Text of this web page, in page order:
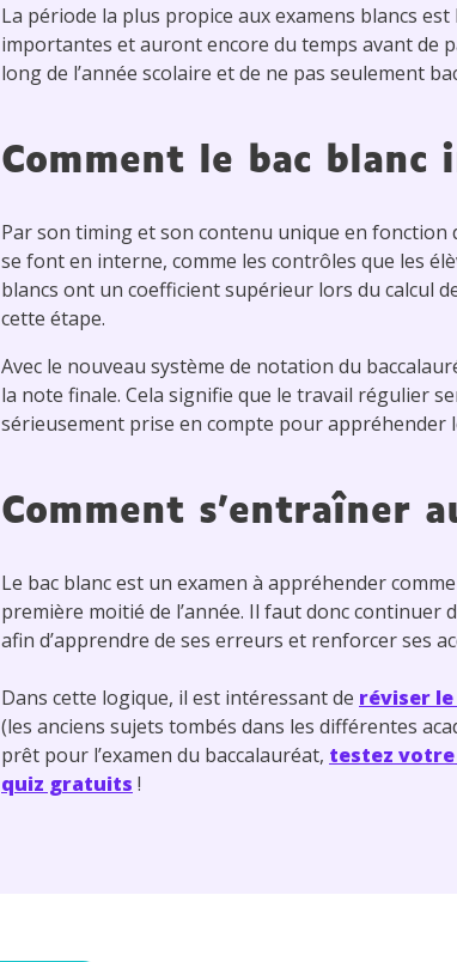
La période la plus propice aux examens blancs
importantes et auront encore du temps avant de
long de l’année scolaire et de ne pas seulement
Comment le bac
Par son timing et son contenu unique en fonction
se font en interne, comme les contrôles que les
blancs ont un coefficient supérieur lors du calcul
cette étape.
Avec le nouveau système de notation du
la note finale. Cela signifie que le travail régulier
sérieusement prise en compte pour appréhender
Comment s’entraîner
Le bac blanc est un examen à appréhender
première moitié de l’année. Il faut donc
afin d’apprendre de ses erreurs et renforcer ses
Dans cette logique, il est intéressant de réviser le
(les anciens sujets tombés dans les différentes
prêt pour l’examen du baccalauréat, testez votre
quiz gratuits !